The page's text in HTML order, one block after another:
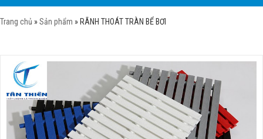
Trang chủ »Sản phẩm » RÃNH THOÁT TRÀN BỂ BƠI